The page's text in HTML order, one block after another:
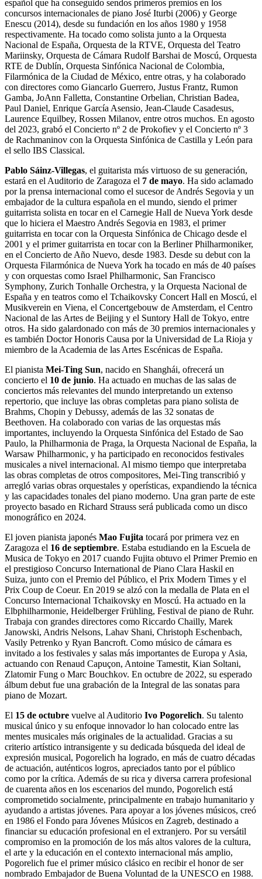
español que ha conseguido sendos primeros premios en los
concursos internacionales de piano José Iturbi (2006) y George
Enescu (2014), desde su fundación en los años 1980 y 1958
respectivamente. Ha tocado como solista junto a la Orquesta
Nacional de España, Orquesta de la RTVE, Orquesta del Teatro
Mariinsky, Orquesta de Cámara Rudolf Barshai de Moscú, Orquesta
RTE de Dublín, Orquesta Sinfónica Nacional de Colombia,
Filarmónica de la Ciudad de México, entre otras, y ha colaborado
con directores como Giancarlo Guerrero, Justus Frantz, Rumon
Gamba, JoAnn Falletta, Constantine Orbelian, Christian Badea,
Paul Daniel, Enrique García Asensio, Jean-Claude Casadesus,
Laurence Equilbey, Rossen Milanov, entre otros muchos. En agosto
del 2023, grabó el Concierto nº 2 de Prokofiev y el Concierto nº 3
de Rachmaninov con la Orquesta Sinfónica de Castilla y León para
el sello IBS Classical.
Pablo Sáinz-Villegas, el guitarista más virtuoso de su generación,
estará en el Auditorio de Zaragoza el 7 de mayo. Ha sido aclamado
por la prensa internacional como el sucesor de Andrés Segovia y un
embajador de la cultura española en el mundo, siendo el primer
guitarrista solista en tocar en el Carnegie Hall de Nueva York desde
que lo hiciera el Maestro Andrés Segovia en 1983, el primer
guitarrista en tocar con la Orquesta Sinfónica de Chicago desde el
2001 y el primer guitarrista en tocar con la Berliner Philharmoniker,
en el Concierto de Año Nuevo, desde 1983. Desde su debut con la
Orquesta Filarmónica de Nueva York ha tocado en más de 40 países
y con orquestas como Israel Philharmonic, San Francisco
Symphony, Zurich Tonhalle Orchestra, y la Orquesta Nacional de
España y en teatros como el Tchaikovsky Concert Hall en Moscú, el
Musikverein en Viena, el Concertgebouw de Amsterdam, el Centro
Nacional de las Artes de Beijing y el Suntory Hall de Tokyo, entre
otros. Ha sido galardonado con más de 30 premios internacionales y
es también Doctor Honoris Causa por la Universidad de La Rioja y
miembro de la Academia de las Artes Escénicas de España.
El pianista Mei-Ting Sun, nacido en Shanghái, ofrecerá un
concierto el 10 de junio. Ha actuado en muchas de las salas de
conciertos más relevantes del mundo interpretando un extenso
repertorio, que incluye las obras completas para piano solista de
Brahms, Chopin y Debussy, además de las 32 sonatas de
Beethoven. Ha colaborado con varias de las orquestas más
importantes, incluyendo la Orquesta Sinfónica del Estado de Sao
Paulo, la Philharmonia de Praga, la Orquesta Nacional de España, la
Warsaw Philharmonic, y ha participado en reconocidos festivales
musicales a nivel internacional. Al mismo tiempo que interpretaba
las obras completas de otros compositores, Mei-Ting transcribió y
arregló varias obras orquestales y operísticas, expandiendo la técnica
y las capacidades tonales del piano moderno. Una gran parte de este
proyecto basado en Richard Strauss será publicada como un disco
monográfico en 2024.
El joven pianista japonés Mao Fujita tocará por primera vez en
Zaragoza el 16 de septiembre. Estaba estudiando en la Escuela de
Musica de Tokyo en 2017 cuando Fujita obtuvo el Primer Premio en
el prestigioso Concurso International de Piano Clara Haskil en
Suiza, junto con el Premio del Público, el Prix Modern Times y el
Prix Coup de Coeur. En 2019 se alzó con la medalla de Plata en el
Concurso Internacional Tchaikovsky en Moscú. Ha actuado en la
Elbphilharmonie, Heidelberger Frühling, Festival de piano de Ruhr.
Trabaja con grandes directores como Riccardo Chailly, Marek
Janowski, Andris Nelsons, Lahav Shani, Christoph Eschenbach,
Vasily Petrenko y Ryan Bancroft. Como músico de cámara es
invitado a los festivales y salas más importantes de Europa y Asia,
actuando con Renaud Capuçon, Antoine Tamestit, Kian Soltani,
Zlatomir Fung o Marc Bouchkov. En octubre de 2022, su esperado
álbum debut fue una grabación de la Integral de las sonatas para
piano de Mozart.
El 15 de octubre vuelve al Auditorio Ivo Pogorelich. Su talento
musical único y su enfoque innovador lo han colocado entre las
mentes musicales más originales de la actualidad. Gracias a su
criterio artístico intransigente y su dedicada búsqueda del ideal de
expresión musical, Pogorelich ha logrado, en más de cuatro décadas
de actuación, auténticos logros, apreciados tanto por el público
como por la crítica. Además de su rica y diversa carrera profesional
de cuarenta años en los escenarios del mundo, Pogorelich está
comprometido socialmente, principalmente en trabajo humanitario y
ayudando a artistas jóvenes. Para apoyar a los jóvenes músicos, creó
en 1986 el Fondo para Jóvenes Músicos en Zagreb, destinado a
financiar su educación profesional en el extranjero. Por su versátil
compromiso en la promoción de los más altos valores de la cultura,
el arte y la educación en el contexto internacional más amplio,
Pogorelich fue el primer músico clásico en recibir el honor de ser
nombrado Embajador de Buena Voluntad de la UNESCO en 1988.